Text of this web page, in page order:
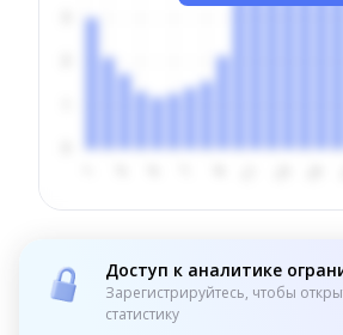
Доступ к аналитике
Зарегистрируйтесь, чтобы
статистику